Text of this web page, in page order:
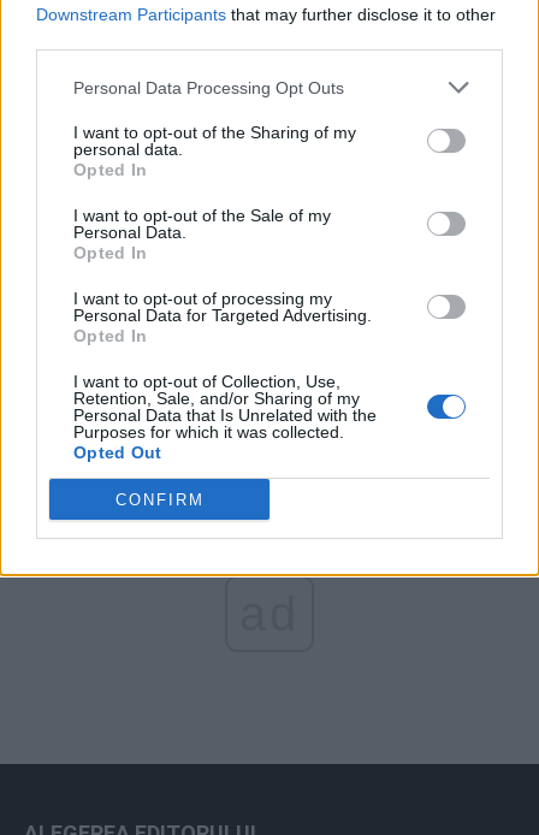
Downstream Participants that may further disclose it to other
Personal Data Processing Opt Outs
I want to opt-out of the Sharing of my
personal data.
Opted In
I want to opt-out of the Sale of my
Personal Data.
Opted In
I want to opt-out of processing my
Personal Data for Targeted Advertising.
Opted In
I want to opt-out of Collection, Use,
Retention, Sale, and/or Sharing of my
Personal Data that Is Unrelated with the
Purposes for which it was collected.
Opted Out
CONFIRM
PNȚCD (Pavelescu)
PNCR (Terheș)
Partidul Patrioților (Surugiu)
FAR (Coarnă)
România pe Primul Loc (Ponta)
Arată rezultatele
Arhiva sondajelor